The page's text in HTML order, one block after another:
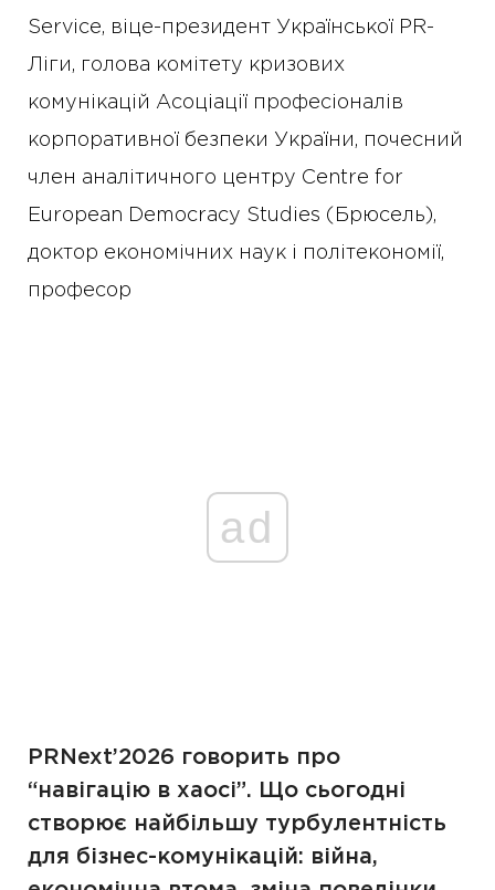
Service, віце-президент Української PR-
Ліги, голова комітету кризових
комунікацій Асоціації професіоналів
корпоративної безпеки України, почесний
член аналітичного центру Centre for
European Democracy Studies (Брюсель),
доктор економічних наук і політекономії,
професор
ad
PRNext’2026 говорить про
“навігацію в хаосі”. Що сьогодні
створює найбільшу турбулентність
для бізнес-комунікацій: війна,